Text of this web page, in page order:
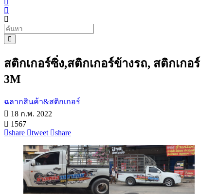
สติกเกอร์ซิ่ง,สติกเกอร์ข้างรถ, สติกเกอร์
3M
ฉลากสินค้า&สติกเกอร์
18 ก.พ. 2022
1567
share
tweet share